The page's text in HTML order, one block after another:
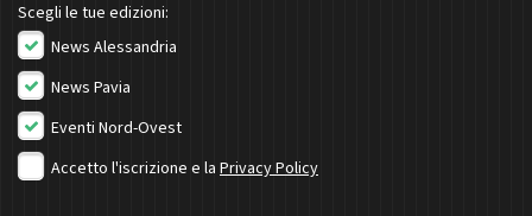
Scegli le tue edizioni:
News Alessandria
News Pavia
Eventi Nord-Ovest
Accetto l'iscrizione e la Privacy Policy